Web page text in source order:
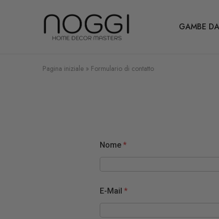
vostro
gambe
GAMBE
Pagina iniziale » Formulario di contatto
Nome *
E-Mail *